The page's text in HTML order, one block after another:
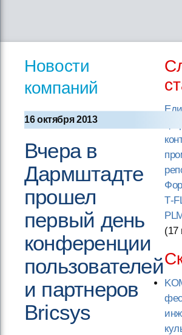
Новости
компаний
16 октября 2013
Вчера в
Дармштадте
прошел
первый день
конференции
пользователей
и партнеров
Bricsys
(17